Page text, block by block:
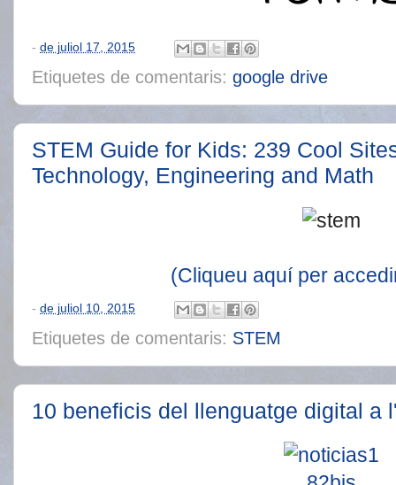
- de juliol 17, 2015
Etiquetes de comentaris: google drive
STEM Guide for Kids: 239 Cool
Technology, Engineering and Math
(Cliqueu aquí per
- de juliol 10, 2015
Etiquetes de comentaris: STEM
10 beneficis del llenguatge digital a